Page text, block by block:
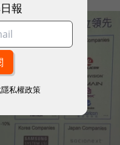
報
私權政策